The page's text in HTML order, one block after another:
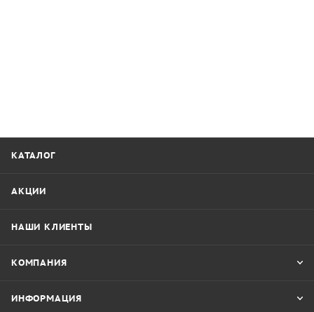
КАТАЛОГ
АКЦИИ
НАШИ КЛИЕНТЫ
КОМПАНИЯ
ИНФОРМАЦИЯ